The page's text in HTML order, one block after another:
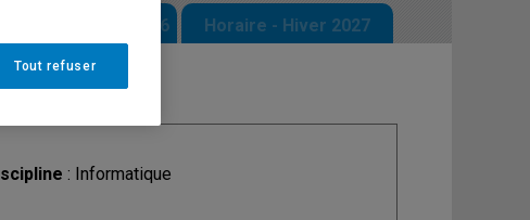
- Automne 2026 Horaire - Hiver 2027
: Informatique
Tout refuser